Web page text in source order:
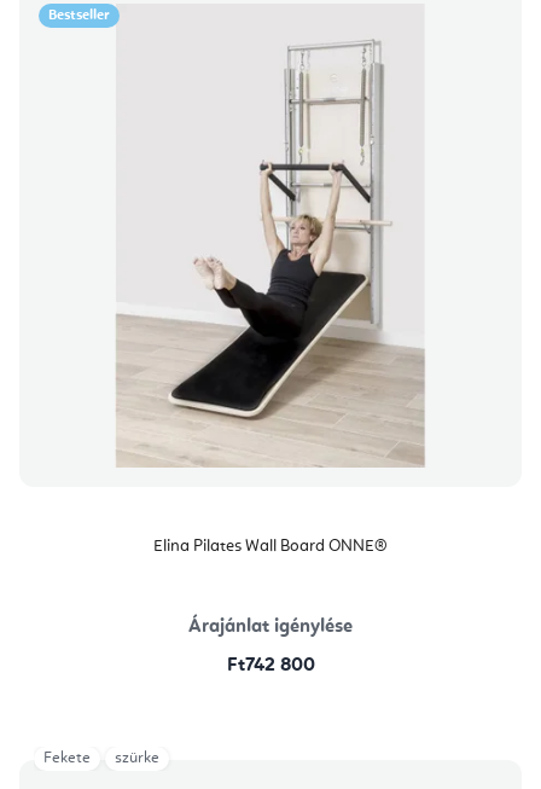
Bestseller
Elina Pilates Wall Board ONNE®
Árajánlat igénylése
Ft742 800
Fekete szürke